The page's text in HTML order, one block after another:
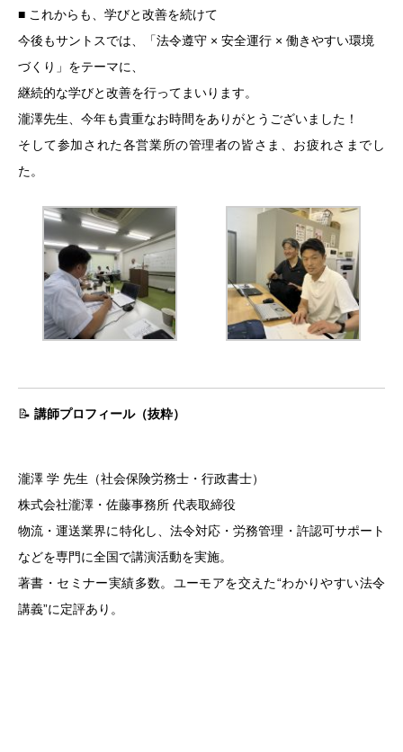
■ これからも、学びと改善を続けて
今後もサントスでは、「法令遵守 × 安全運行 × 働きやすい環境
づくり」をテーマに、
継続的な学びと改善を行ってまいります。
瀧澤先生、今年も貴重なお時間をありがとうございました！
そして参加された各営業所の管理者の皆さま、お疲れさまでし
た。
📝 講師プロフィール（抜粋）
瀧澤 学 先生（社会保険労務士・行政書士）
株式会社瀧澤・佐藤事務所 代表取締役
物流・運送業界に特化し、法令対応・労務管理・許認可サポート
などを専門に全国で講演活動を実施。
著書・セミナー実績多数。ユーモアを交えた“わかりやすい法令
講義”に定評あり。